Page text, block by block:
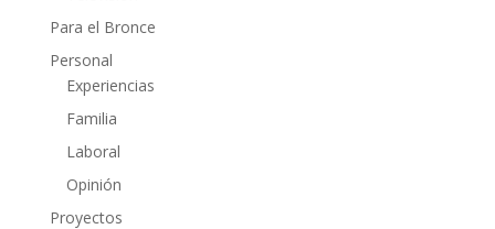
Para el Bronce
Personal
Experiencias
Familia
Laboral
Opinión
Proyectos